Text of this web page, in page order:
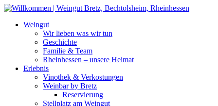
Weiter
Inhalt
Weingut
Wir lieben was wir tun
Geschichte
Familie & Team
Rheinhessen – unsere Heimat
Erlebnis
Vinothek & Verkostungen
Weinbar by Bretz
Reservierung
Stellplatz am Weingut